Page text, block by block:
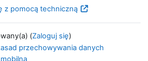
z pomocą techniczną
(Zaloguj się)
przechowywania danych